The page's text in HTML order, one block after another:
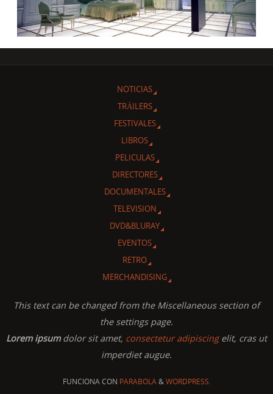
NOTICIAS
TRÁILERS
FESTIVALES
LIBROS
PELICULAS
DIRECTORES
DOCUMENTALES
TELEVISION
DVD&BLURAY
EVENTOS
RETRO
MERCHANDISING
This text can be changed from the Miscellaneous section of
the settings page.
Lorem ipsumdolor sit amet, consectetur adipiscingelit, cras ut
imperdiet augue.
FUNCIONA CON PARABOLA&WORDPRESS.